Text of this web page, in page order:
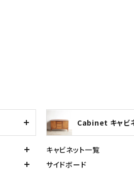
Cabinet キャビ
キャビネット一覧
サイドボード